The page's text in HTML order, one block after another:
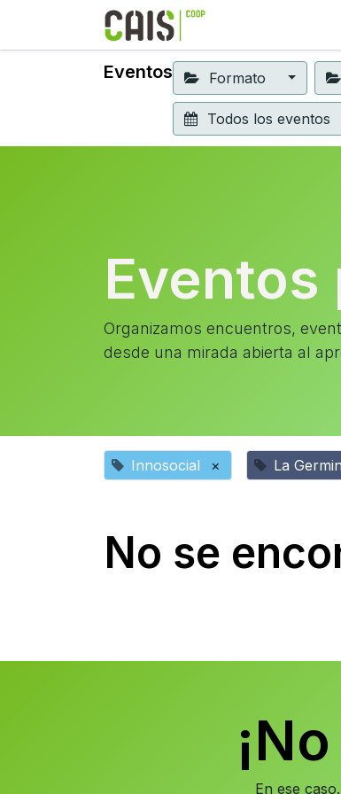
Eventos Formato
Todos los eventos
Eventos
Organizamos encuentros,
desde una mirada abierta al
Innosocial × La
No se
En ese